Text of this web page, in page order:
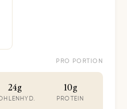
PRO PORTION
24g 10g
PROTEIN